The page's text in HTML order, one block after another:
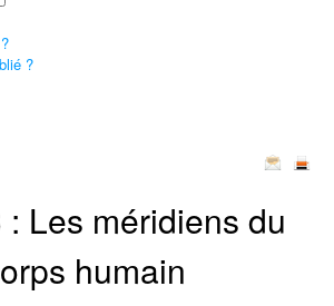
?
: Les méridiens du
humain